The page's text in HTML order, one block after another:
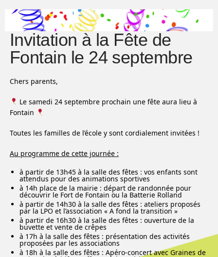
Invitation à la Fête de
Fontain le 24 septembre
Chers parents,
Le samedi 24 septembre prochain une fête aura lieu à
Fontain
Toutes les familles de l’école y sont cordialement invitées !
Au programme de cette journée :
à partir de 13h45 à la salle des fêtes : vos enfants sont
attendus pour des animations sportives
à 14h place de la mairie : départ de randonnée pour
découvrir le Fort de Fontain ou la Batterie Rolland
à partir de 14h30 à la salle des fêtes : ateliers proposés
par la LPO et l’association « A fond la transition »
à partir de 16h30 à la salle des fêtes : ouverture de la
buvette et vente de crêpes
à 17h à la salle des fêtes : présentation des activités
proposées par les associations
à 18h à la salle des fêtes : Apéro-concert avec Graines de